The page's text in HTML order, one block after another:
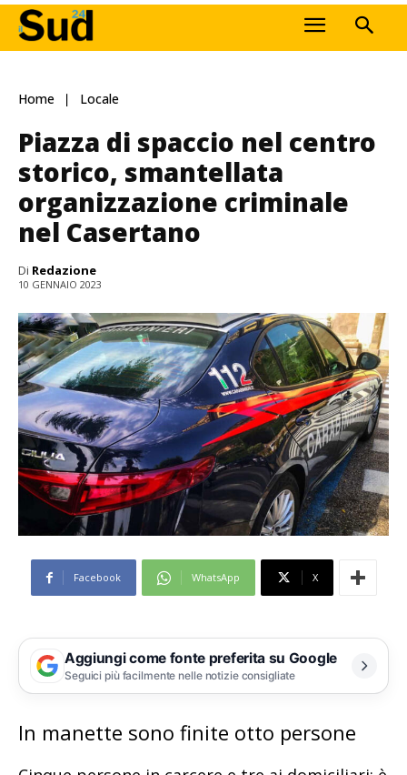
Home Locale
Piazza di spaccio nel centro
storico, smantellata
organizzazione criminale
nel Casertano
Di Redazione
10 GENNAIO 2023
Facebook WhatsApp X
Aggiungi come fonte preferita su Google
Seguici più facilmente nelle notizie consigliate
In manette sono finite otto persone